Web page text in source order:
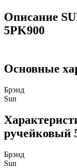
Описание
5PK900
Основные
Брэнд
Sun
ручейковый
Брэнд
Sun